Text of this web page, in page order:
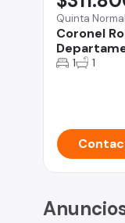
Quinta Normal
Coronel
1 1